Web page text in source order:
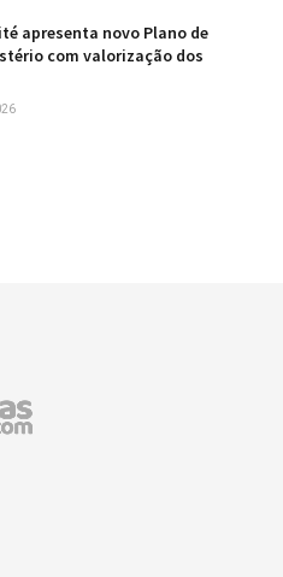
apresenta novo Plano de
com valorização dos